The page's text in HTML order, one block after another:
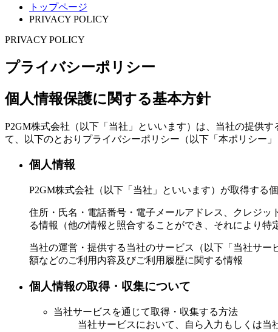
トップページ
PRIVACY POLICY
PRIVACY POLICY
プライバシーポリシー
個人情報保護に関する基本方針
P2GM株式会社（以下「当社」といいます）は、当社の提供
て、以下のとおりプライバシーポリシー（以下「本ポリシー」
個人情報
P2GM株式会社（以下「当社」といいます）が取得する
住所・氏名・電話番号・電子メールアドレス、クレジ
る情報（他の情報と照合することができ、それにより特
当社の運営・提供する当社のサービス（以下「当社サ
額などのご利用内容及びご利用履歴に関する情報
個人情報の取得・収集について
当社サービスを通じて取得・収集する方法
当社サービスにおいて、自ら入力もしくは当